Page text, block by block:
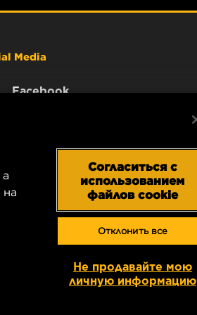
Media
Facebook
YouTube
на
Согласиться с
использованием
файлов cookie
Отклонить все
Не продавайте мою
личную информацию